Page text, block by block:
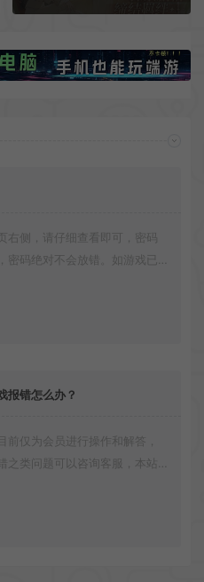
右侧，请仔细查看即可，密码
密码绝对不会放错。如游戏已
报错怎么办？
仅为会员进行操作和解答，
类问题可以咨询客服，本站